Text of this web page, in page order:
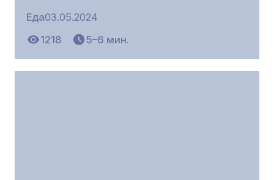
Еда03.05.2024
1218
5–6 мин.